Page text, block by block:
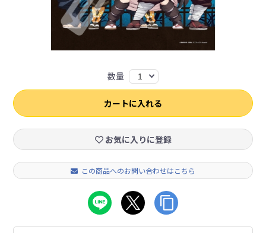
数量 1
カートに入れる
お気に入りに登録
この商品へのお問い合わせはこちら